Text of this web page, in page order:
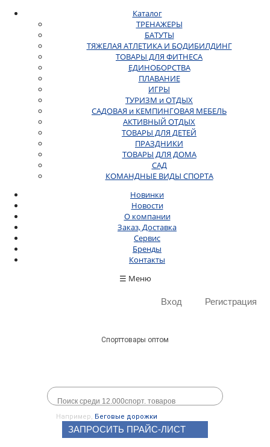
Каталог
ТРЕНАЖЕРЫ
БАТУТЫ
ТЯЖЕЛАЯ АТЛЕТИКА И БОДИБИЛДИНГ
ТОВАРЫ ДЛЯ ФИТНЕСА
ЕДИНОБОРСТВА
ПЛАВАНИЕ
ИГРЫ
ТУРИЗМ и ОТДЫХ
САДОВАЯ и КЕМПИНГОВАЯ МЕБЕЛЬ
АКТИВНЫЙ ОТДЫХ
ТОВАРЫ ДЛЯ ДЕТЕЙ
ПРАЗДНИКИ
ТОВАРЫ ДЛЯ ДОМА
САД
КОМАНДНЫЕ ВИДЫ СПОРТА
Новинки
Новости
О компании
Заказ, Доставка
Сервис
Бренды
Контакты
☰ Меню
Вход Регистрация
Спорттовары оптом
Например, Беговые дорожки
ЗАПРОСИТЬ ПРАЙС-ЛИСТ